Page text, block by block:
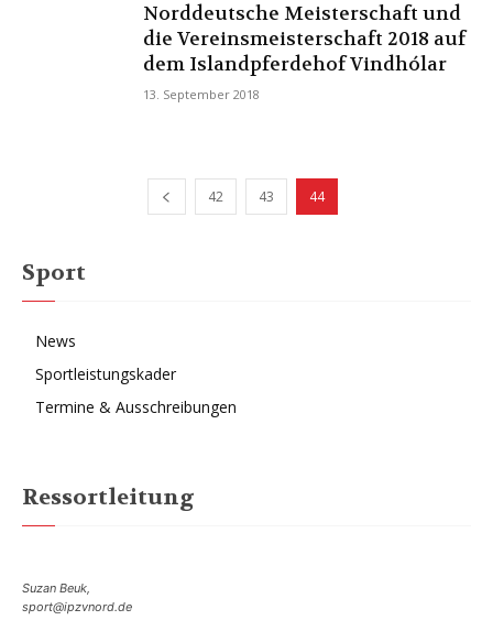
Norddeutsche Meisterschaft und
die Vereinsmeisterschaft 2018 auf
dem Islandpferdehof Vindhólar
13. September 2018
42 43 44
Sport
News
Sportleistungskader
Termine & Ausschreibungen
Ressortleitung
Suzan Beuk,
sport@ipzvnord.de